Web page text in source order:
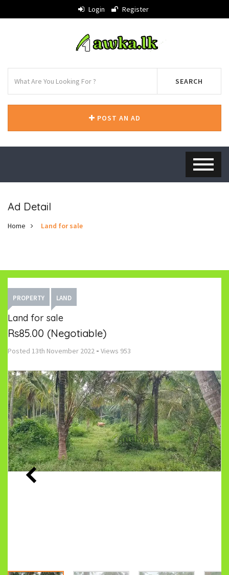
Login Register
SEARCH
POST AN AD
Ad Detail
Home Land for sale
PROPERTY LAND
Land for sale
Rs85.00 (Negotiable)
Posted 13th November 2022 - Views 953